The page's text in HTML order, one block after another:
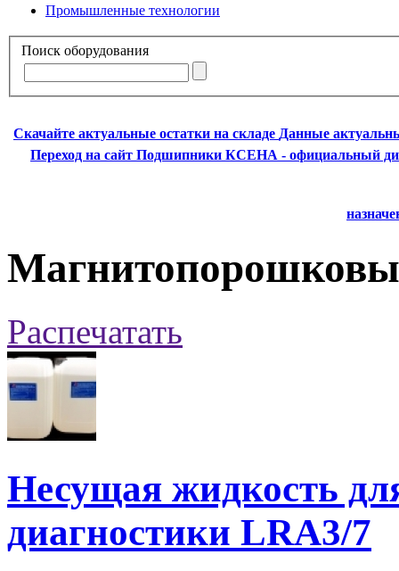
Промышленные технологии
Поиск оборудования
Скачайте актуальные остатки на складе Данные
Переход на сайт Подшипники КСЕНА - официальный
Распечатать
Несущая жидкость
диагностики LRA3/7